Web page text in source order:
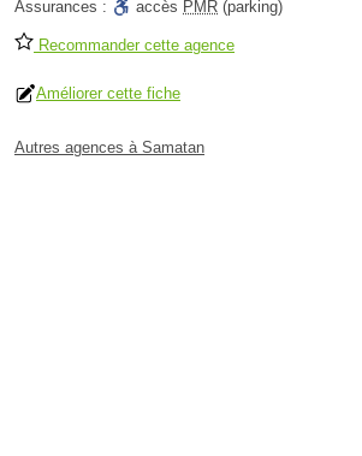
Assurances :
accès PMR (parking)
Recommander cette agence
Améliorer cette fiche
Autres agences à Samatan